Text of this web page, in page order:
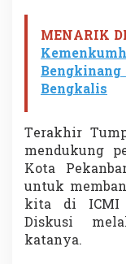
MENARIK
Bengkalis
Terakhir
mendukung
Kota
untuk
kita di ICMI
Diskusi
katanya.